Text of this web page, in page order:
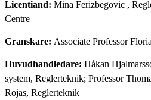
Licentiand: Mina Ferizbegovic ,
Centre
Granskare: Associate Professor
Huvudhandledare: Håkan
system, Reglerteknik; Professor
Rojas, Reglerteknik